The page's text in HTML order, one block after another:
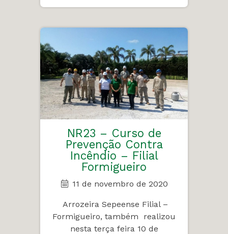
NR23 – Curso de
Prevenção Contra
Incêndio – Filial
Formigueiro
11 de novembro de 2020
Arrozeira Sepeense Filial –
Formigueiro, também realizou
nesta terça feira 10 de